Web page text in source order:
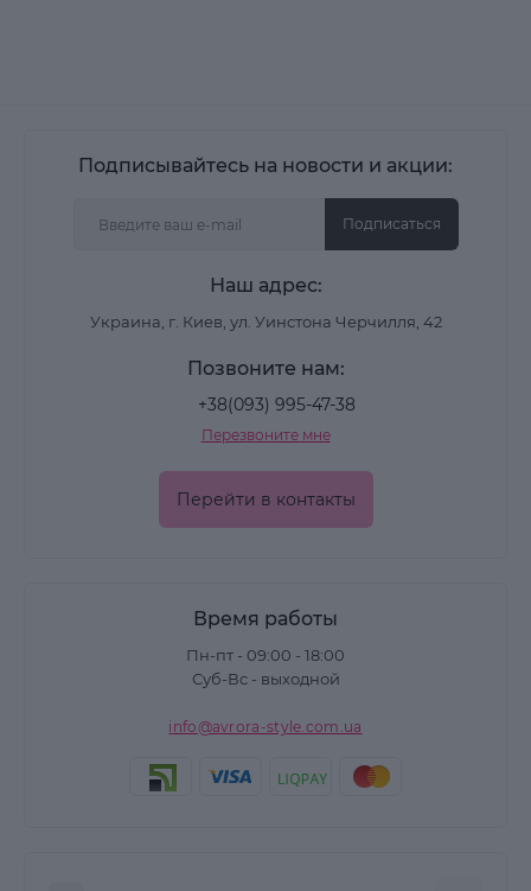
Подписывайтесь на новости и акции:
Подписаться
Наш адрес:
Украина, г. Киев, ул. Уинстона Черчилля, 42
Позвоните нам:
+38(093) 995-47-38
Перезвоните мне
Перейти в контакты
Время работы
Пн-пт - 09:00 - 18:00
Суб-Вс - выходной
info@avrora-style.com.ua